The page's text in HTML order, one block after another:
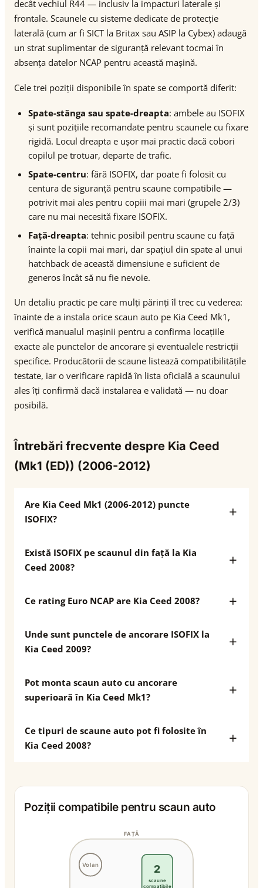
decât vechiul R44 — inclusiv la impacturi laterale și
frontale. Scaunele cu sisteme dedicate de protecție
laterală (cum ar fi SICT la Britax sau ASIP la Cybex) adaugă
un strat suplimentar de siguranță relevant tocmai în
absența datelor NCAP pentru această mașină.
Cele trei poziții disponibile în spate se comportă diferit:
Spate-stânga sau spate-dreapta: ambele au ISOFIX
și sunt pozițiile recomandate pentru scaunele cu fixare
rigidă. Locul dreapta e ușor mai practic dacă cobori
copilul pe trotuar, departe de trafic.
Spate-centru: fără ISOFIX, dar poate fi folosit cu
centura de siguranță pentru scaune compatibile —
potrivit mai ales pentru copiii mai mari (grupele 2/3)
care nu mai necesită fixare ISOFIX.
Față-dreapta: tehnic posibil pentru scaune cu față
înainte la copii mai mari, dar spațiul din spate al unui
hatchback de această dimensiune e suficient de
generos încât să nu fie nevoie.
Un detaliu practic pe care mulți părinți îl trec cu vederea:
înainte de a instala orice scaun auto pe Kia Ceed Mk1,
verifică manualul mașinii pentru a confirma locațiile
exacte ale punctelor de ancorare și eventualele restricții
specifice. Producătorii de scaune listează compatibilitățile
testate, iar o verificare rapidă în lista oficială a scaunului
ales îți confirmă dacă instalarea e validată — nu doar
posibilă.
Întrebări frecvente despre Kia Ceed
(Mk1 (ED)) (2006-2012)
Are Kia Ceed Mk1 (2006-2012) puncte
ISOFIX?
Există ISOFIX pe scaunul din față la Kia
Ceed 2008?
Ce rating Euro NCAP are Kia Ceed 2008?
Unde sunt punctele de ancorare ISOFIX la
Kia Ceed 2009?
Pot monta scaun auto cu ancorare
superioară în Kia Ceed Mk1?
Ce tipuri de scaune auto pot fi folosite în
Kia Ceed 2008?
Poziții compatibile pentru scaun auto
Volan
FAȚĂ
2
scaune
compatibile